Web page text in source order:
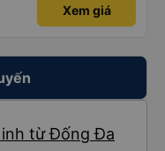
Xem giá
từ Đống Đa